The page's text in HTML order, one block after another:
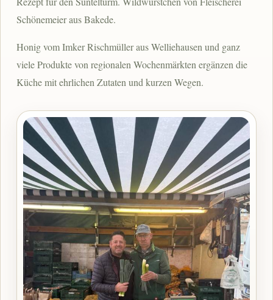
Schönemeier aus Bakede.
Honig vom Imker Rischmüller aus Welliehausen und ganz
viele Produkte von regionalen Wochenmärkten ergänzen die
Küche mit ehrlichen Zutaten und kurzen Wegen.